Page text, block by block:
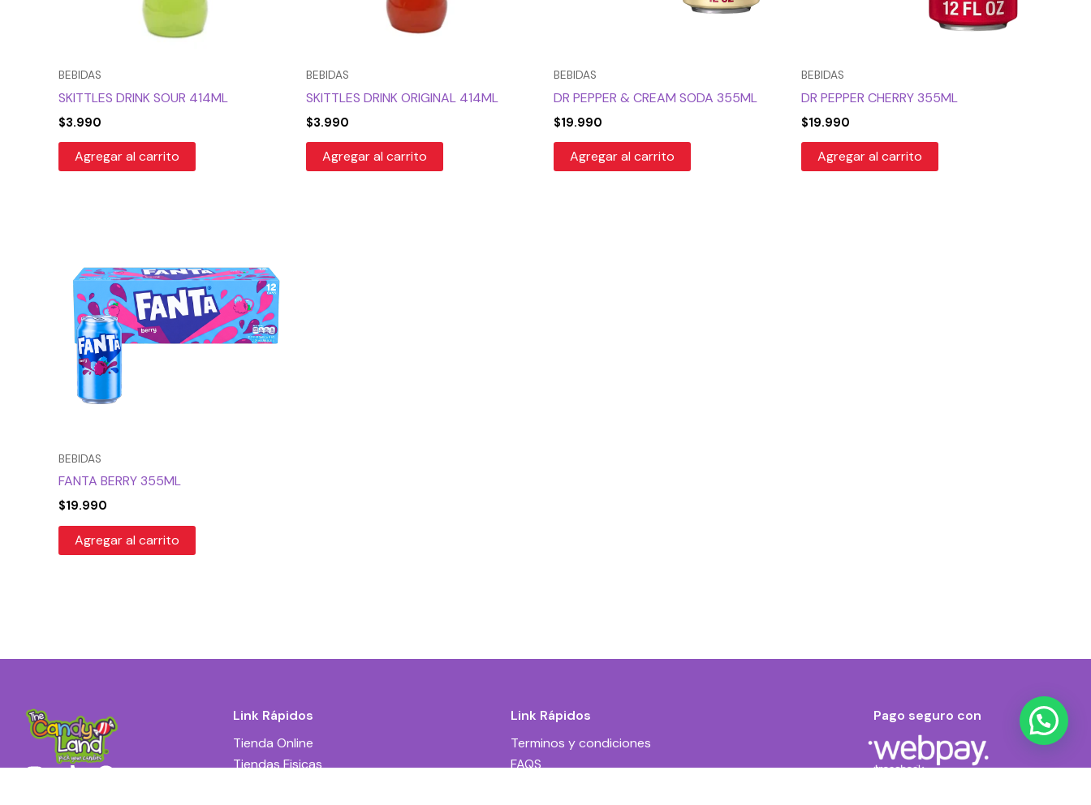
BEBIDAS
SKITTLES DRINK SOUR 414ML
$3.990
Agregar al carrito
BEBIDAS
SKITTLES DRINK ORIGINAL 414ML
$3.990
Agregar al carrito
BEBIDAS
DR PEPPER & CREAM SODA 355ML
$19.990
Agregar al carrito
BEBIDAS
DR PEPPER CHERRY 355ML
$19.990
Agregar al carrito
BEBIDAS
FANTA BERRY 355ML
$19.990
Agregar al carrito
I T F
Link Rápidos
Tienda Online
Tiendas Fisicas
Link Rápidos
Terminos y condiciones
FAQS
Pago seguro con